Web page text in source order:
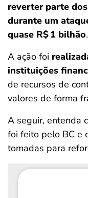
reverter parte
durante um
quase R$ 1 bilhão.
A ação foi
instituições
de recursos de
valores de forma
A seguir, entenda
foi feito pelo BC e
tomadas para